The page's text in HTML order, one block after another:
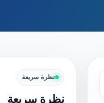
نظرة سريعة
نظرة سريعة